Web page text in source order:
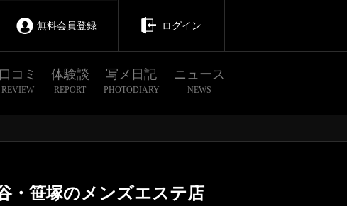
無料会員登録 ログイン
口コミ
REVIEW
体験談
REPORT
写メ日記
PHOTODIARY
ニュース
NEWS
・笹塚のメンズエステ店